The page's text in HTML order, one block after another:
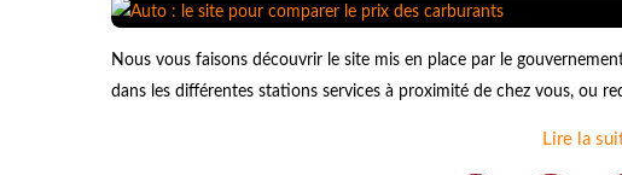
Nous vous faisons découvrir le site mis en place par le
dans les différentes stations services à proximité de chez vous, ou
Lire la